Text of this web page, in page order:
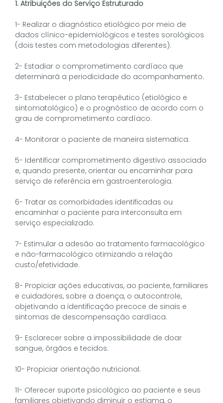
1. Atribuições do Serviço Estruturado
1- Realizar o diagnóstico etiológico por meio de
dados clínico-epidemiológicos e testes sorológicos
(dois testes com metodologias diferentes).
2- Estadiar o comprometimento cardíaco que
determinará a periodicidade do acompanhamento.
3- Estabelecer o plano terapêutico (etiológico e
sintomatológico) e o prognóstico de acordo com o
grau de comprometimento cardíaco.
4- Monitorar o paciente de maneira sistematica.
5- Identificar comprometimento digestivo associado
e, quando presente, orientar ou encaminhar para
serviço de referência em gastroenterologia.
6- Tratar as comorbidades identificadas ou
encaminhar o paciente para interconsulta em
serviço especializado.
7- Estimular a adesão ao tratamento farmacológico
e não-farmacológico otimizando a relação
custo/efetividade.
8- Propiciar ações educativas, ao paciente, familiares
e cuidadores, sobre a doença, o autocontrole,
objetivando a identificação precoce de sinais e
sintomas de descompensação cardíaca.
9- Esclarecer sobre a impossibilidade de doar
sangue, órgãos e tecidos.
10- Propiciar orientação nutricional.
11- Oferecer suporte psicológico ao paciente e seus
familiares objetivando diminuir o estigma, o